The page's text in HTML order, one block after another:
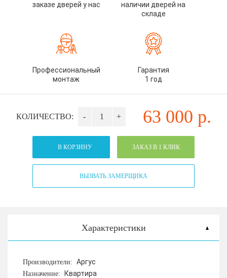
заказе дверей у нас
наличии дверей на
складе
Профессиональный
монтаж
Гарантия
1 год
КОЛИЧЕСТВО: - + 63 000 р.
В КОРЗИНУ ЗАКАЗ В 1 КЛИК
ВЫЗВАТЬ ЗАМЕРЩИКА
Характеристики
Производители: Аргус
Назначение: Квартира